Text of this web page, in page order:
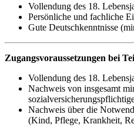
Vollendung des 18.
Persönliche und fachliche
Gute Deutschkenntnisse
Zugangsvoraussetzungen bei
Vollendung des 18.
Nachweis von insgesamt
Nachweis über die
(Kind, Pflege, Krankheit,